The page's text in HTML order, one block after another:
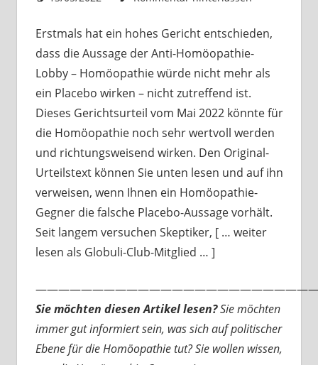
Erstmals hat ein hohes Gericht entschieden,
dass die Aussage der Anti-Homöopathie-
Lobby – Homöopathie würde nicht mehr als
ein Placebo wirken – nicht zutreffend ist.
Dieses Gerichtsurteil vom Mai 2022 könnte für
die Homöopathie noch sehr wertvoll werden
und richtungsweisend wirken. Den Original-
Urteilstext können Sie unten lesen und auf ihn
verweisen, wenn Ihnen ein Homöopathie-
Gegner die falsche Placebo-Aussage vorhält.
Seit langem versuchen Skeptiker, [ … weiter
lesen als Globuli-Club-Mitglied … ]
Sie möchten diesen Artikel lesen?Sie möchten
immer gut informiert sein, was sich auf politischer
Ebene für die Homöopathie tut? Sie wollen wissen,